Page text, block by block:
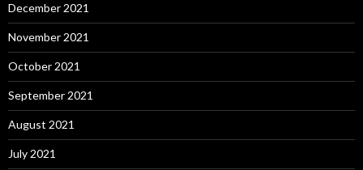
December 2021
November 2021
October 2021
September 2021
August 2021
July 2021